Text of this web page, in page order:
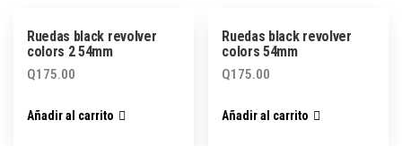
Ruedas black revolver
colors 2 54mm
Q175.00
Añadir al carrito
Ruedas black revolver
colors 54mm
Q175.00
Añadir al carrito